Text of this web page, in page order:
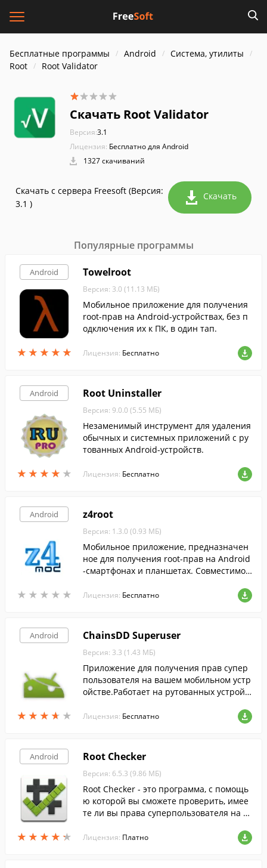
Бесплатные программы Android
Система, утилиты
Root
Root Validator
Скачать Root Validator
Версия:3.1
Лицензия: Бесплатно для Android
1327 скачиваний
Скачать с сервера Freesoft (Версия:
3.1 )
Скачать
Популярные программы
Android
★ ★ ★ ★ ★
★ ★ ★ ★ ★
Towelroot
Версия: 3.0 (11.13 МБ)
Мобильное приложение для получения
root-прав на Android-устройствах, без п
одключения их к ПК, в один тап.
Лицензия: Бесплатно
Android
★ ★ ★ ★ ★
★ ★ ★ ★ ★
Root Uninstaller
Версия: 9.0.0 (5.55 МБ)
Незаменимый инструмент для удаления
обычных и системных приложений с ру
тованных Android-устройств.
Лицензия: Бесплатно
Android
★ ★ ★ ★ ★
★ ★ ★ ★ ★
z4root
Версия: 1.3.0 (0.93 МБ)
Мобильное приложение, предназначен
ное для получения root-прав на Android
-смартфонах и планшетах. Совместимо с
елей и доступно бесплатно.
Лицензия: Бесплатно
Android
★ ★ ★ ★ ★
★ ★ ★ ★ ★
ChainsDD Superuser
Версия: 3.3 (1.43 МБ)
Приложение для получения прав супер
пользователя на вашем мобильном устр
ойстве.Работает на рутованных устройс
Лицензия: Бесплатно
Android
★ ★ ★ ★ ★
★ ★ ★ ★ ★
Root Checker
Версия: 6.5.3 (9.86 МБ)
Root Checker - это программа, с помощь
ю которой вы сможете проверить, имее
те ли вы права суперпользователя на в
Лицензия: Платно